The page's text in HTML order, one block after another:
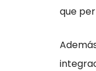
que